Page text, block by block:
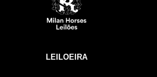
LEILOEIRA